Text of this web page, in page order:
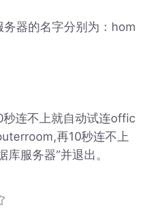
务器的名字分别为：hom
连不上就自动试连offic
再10秒连不上
服务器”并退出。